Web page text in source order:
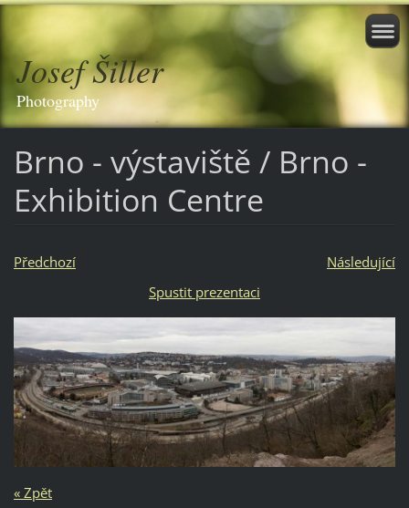
Josef Šiller
Photography
Brno - výstaviště / Brno -
Exhibition Centre
Předchozí
Následující
Spustit prezentaci
« Zpět